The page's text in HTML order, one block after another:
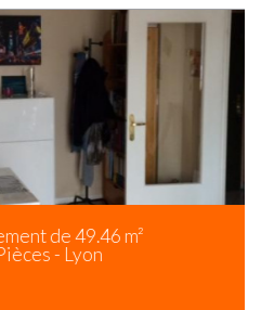
de 49.46 m²
- Lyon